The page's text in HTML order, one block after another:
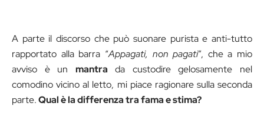
A parte il discorso che può suonare purista e anti-tutto
rapportato alla barra “Appagati, non pagati”, che a mio
avviso è un mantra da custodire gelosamente nel
comodino vicino al letto, mi piace ragionare sulla seconda
parte.Qual è la differenza tra fama e stima?